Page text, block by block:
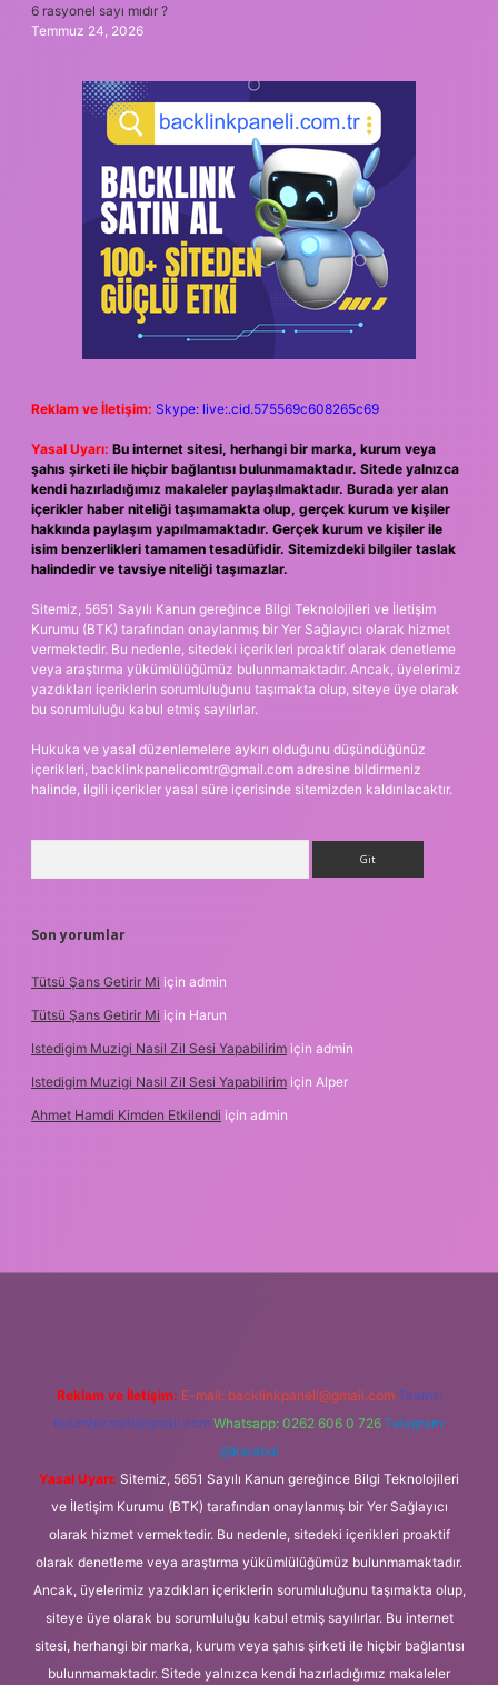
6 rasyonel sayı mıdır ?
Temmuz 24, 2026
Reklam ve İletişim: Skype: live:.cid.575569c608265c69
Yasal Uyarı: Bu internet sitesi, herhangi bir marka, kurum veya
şahıs şirketi ile hiçbir bağlantısı bulunmamaktadır. Sitede yalnızca
kendi hazırladığımız makaleler paylaşılmaktadır. Burada yer alan
içerikler haber niteliği taşımamakta olup, gerçek kurum ve kişiler
hakkında paylaşım yapılmamaktadır. Gerçek kurum ve kişiler ile
isim benzerlikleri tamamen tesadüfidir. Sitemizdeki bilgiler taslak
halindedir ve tavsiye niteliği taşımazlar.
Sitemiz, 5651 Sayılı Kanun gereğince Bilgi Teknolojileri ve İletişim
Kurumu (BTK) tarafından onaylanmış bir Yer Sağlayıcı olarak hizmet
vermektedir. Bu nedenle, sitedeki içerikleri proaktif olarak denetleme
veya araştırma yükümlülüğümüz bulunmamaktadır. Ancak, üyelerimiz
yazdıkları içeriklerin sorumluluğunu taşımakta olup, siteye üye olarak
bu sorumluluğu kabul etmiş sayılırlar.
Hukuka ve yasal düzenlemelere aykırı olduğunu düşündüğünüz
içerikleri, backlinkpanelicomtr@gmail.com adresine bildirmeniz
halinde, ilgili içerikler yasal süre içerisinde sitemizden kaldırılacaktır.
Son yorumlar
Tütsü Şans Getirir Mi için admin
Tütsü Şans Getirir Mi için Harun
Istedigim Muzigi Nasil Zil Sesi Yapabilirim için admin
Istedigim Muzigi Nasil Zil Sesi Yapabilirim için Alper
Ahmet Hamdi Kimden Etkilendi için admin
Reklam ve İletişim: E-mail: backlinkpaneli@gmail.com Teams:
forumhizmeti@gmail.com Whatsapp: 0262 606 0 726 Telegram:
@karabul
Yasal Uyarı: Sitemiz, 5651 Sayılı Kanun gereğince Bilgi Teknolojileri
ve İletişim Kurumu (BTK) tarafından onaylanmış bir Yer Sağlayıcı
olarak hizmet vermektedir. Bu nedenle, sitedeki içerikleri proaktif
olarak denetleme veya araştırma yükümlülüğümüz bulunmamaktadır.
Ancak, üyelerimiz yazdıkları içeriklerin sorumluluğunu taşımakta olup,
siteye üye olarak bu sorumluluğu kabul etmiş sayılırlar. Bu internet
sitesi, herhangi bir marka, kurum veya şahıs şirketi ile hiçbir bağlantısı
bulunmamaktadır. Sitede yalnızca kendi hazırladığımız makaleler